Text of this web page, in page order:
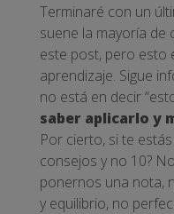
Terminaré con un
suene la mayoría de
este post, pero esto
aprendizaje. Sigue
no está en decir
saber aplicarlo y
Por cierto, si te
consejos y no 10?
ponernos una nota,
y equilibrio, no